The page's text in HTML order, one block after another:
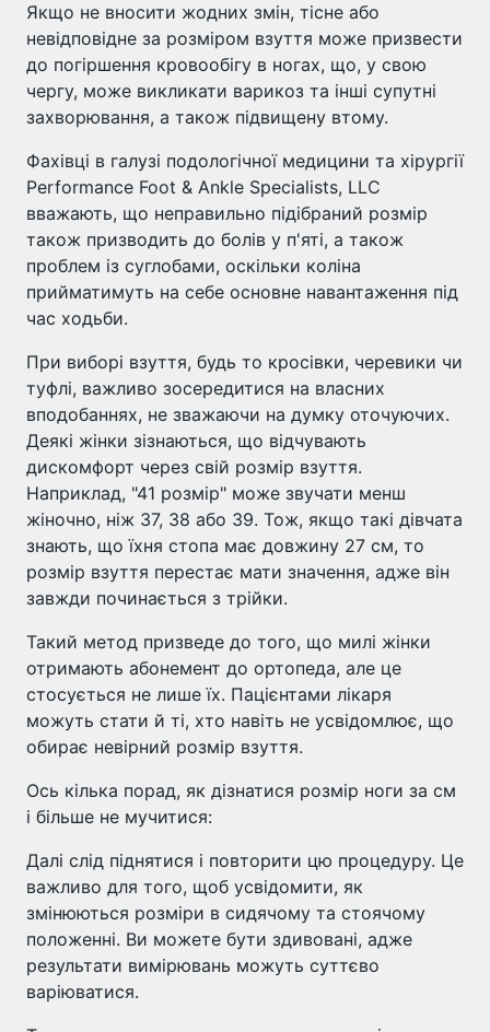
Якщо не вносити жодних змін, тісне або
невідповідне за розміром взуття може призвести
до погіршення кровообігу в ногах, що, у свою
чергу, може викликати варикоз та інші супутні
захворювання, а також підвищену втому.
Фахівці в галузі подологічної медицини та хірургії
Performance Foot & Ankle Specialists, LLC
вважають, що неправильно підібраний розмір
також призводить до болів у п'яті, а також
проблем із суглобами, оскільки коліна
прийматимуть на себе основне навантаження під
час ходьби.
При виборі взуття, будь то кросівки, черевики чи
туфлі, важливо зосередитися на власних
вподобаннях, не зважаючи на думку оточуючих.
Деякі жінки зізнаються, що відчувають
дискомфорт через свій розмір взуття.
Наприклад, "41 розмір" може звучати менш
жіночно, ніж 37, 38 або 39. Тож, якщо такі дівчата
знають, що їхня стопа має довжину 27 см, то
розмір взуття перестає мати значення, адже він
завжди починається з трійки.
Такий метод призведе до того, що милі жінки
отримають абонемент до ортопеда, але це
стосується не лише їх. Пацієнтами лікаря
можуть стати й ті, хто навіть не усвідомлює, що
обирає невірний розмір взуття.
Ось кілька порад, як дізнатися розмір ноги за см
і більше не мучитися:
Далі слід піднятися і повторити цю процедуру. Це
важливо для того, щоб усвідомити, як
змінюються розміри в сидячому та стоячому
положенні. Ви можете бути здивовані, адже
результати вимірювань можуть суттєво
варіюватися.